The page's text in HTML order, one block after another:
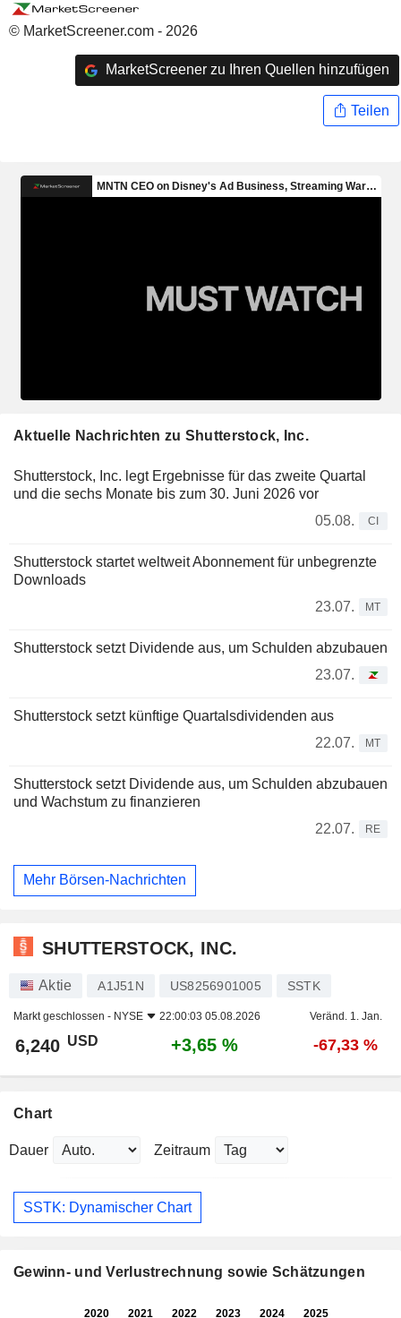
© MarketScreener.com - 2026
MarketScreener zu Ihren Quellen hinzufügen
Teilen
Aktuelle Nachrichten zu Shutterstock, Inc.
Shutterstock, Inc. legt Ergebnisse für das zweite Quartal
und die sechs Monate bis zum 30. Juni 2026 vor
05.08.
CI
Shutterstock startet weltweit Abonnement für unbegrenzte
Downloads
23.07.
MT
Shutterstock setzt Dividende aus, um Schulden abzubauen
23.07.
Shutterstock setzt künftige Quartalsdividenden aus
22.07.
MT
Shutterstock setzt Dividende aus, um Schulden abzubauen
und Wachstum zu finanzieren
22.07.
RE
Mehr Börsen-Nachrichten
SHUTTERSTOCK, INC.
Aktie A1J51N US8256901005 SSTK
Markt geschlossen - NYSE 22:00:03 05.08.2026 Veränd. 1. Jan.
6,240 USD +3,65 % -67,33 %
Chart
Dauer Zeitraum
SSTK: Dynamischer Chart
Gewinn- und Verlustrechnung sowie Schätzungen